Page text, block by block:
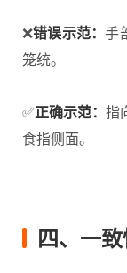
❌错误示范：手
笼统。
✅正确示范： 指
食指侧面。
四、一